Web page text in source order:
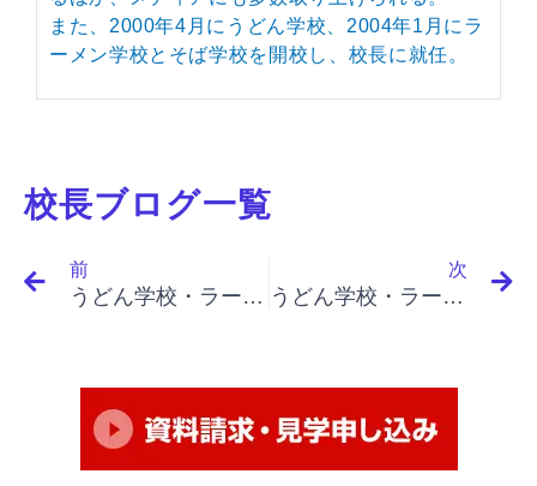
また、2000年4月にうどん学校、2004年1月にラ
ーメン学校とそば学校を開校し、校長に就任。
校長ブログ一覧
前
うどん学校・ラーメン学校・そば学校・パスタ学校で開業&成果アップ｜「イノベーションと起業家精神（最終）」「先行者の５つの悪い癖」
次
うどん学校・ラーメン学校・そば学校・パスタ学校で開業&成果アップ｜「イノベーションと起業家精神（最終）」「ニッチの占拠、関所戦略、関所戦略が成立する条件、限界とリスク」